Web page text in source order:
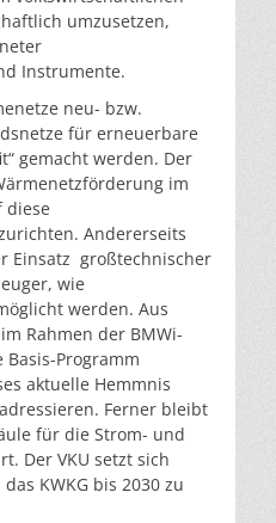
umzusetzen,
Instrumente.
neu- bzw.
für erneuerbare
gemacht werden. Der
im
diese
Andererseits
Einsatz großtechnischer
wie
werden. Aus
Rahmen der BMWi-
Programm
aktuelle Hemmnis
Ferner bleibt
für die Strom- und
Der VKU setzt sich
KWKG bis 2030 zu